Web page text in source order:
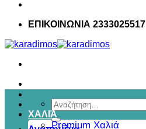
ΕΠΙΚΟΙΝΩΝΙΑ 2333025517
Αναζήτηση
για:
ΧΑΛΙΆ
Premium Χαλιά